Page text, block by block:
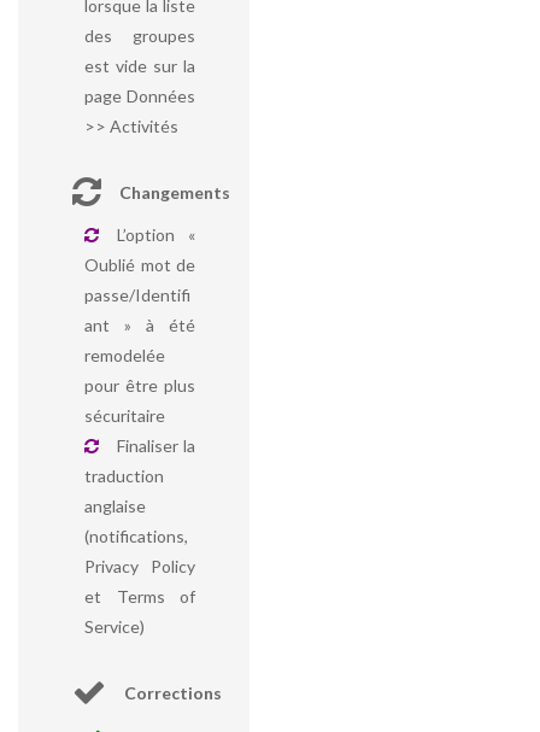
lorsque la liste
des groupes
est vide sur la
page Données
>> Activités
Changements
L’option «
Oublié mot de
passe/Identifi
ant » à été
remodelée
pour être plus
sécuritaire
Finaliser la
traduction
anglaise
(notifications,
Privacy Policy
et Terms of
Service)
Corrections